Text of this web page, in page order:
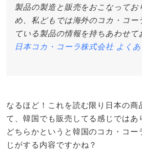
製品の製造と販売をおこなってお
め、私どもでは海外のコカ・コー
ている製品の情報を持ちあわせて
日本コカ・コーラ株式会社 よく
なるほど！これを読む限り日本の商
て、韓国でも販売してる感じではあ
どちらかというと韓国のコカ・コー
じがする内容ですかね？